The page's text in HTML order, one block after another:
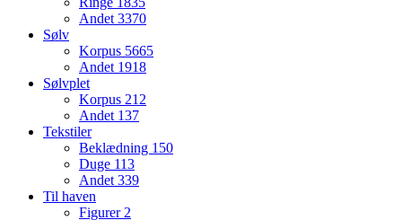
Andet 3370
Sølv
Korpus 5665
Andet 1918
Sølvplet
Korpus 212
Andet 137
Tekstiler
Beklædning 150
Duge 113
Andet 339
Til haven
Figurer 2